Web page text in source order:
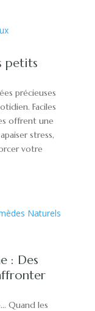
petits
précieuses
Faciles
offrent une
stress,
votre
: Des
Quand les